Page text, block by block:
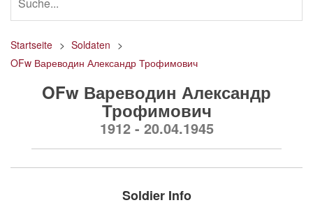
Startseite
Soldaten
OFw Вареводин Александр Трофимович
OFw Вареводин Александр
Трофимович
1912 - 20.04.1945
Soldier Info